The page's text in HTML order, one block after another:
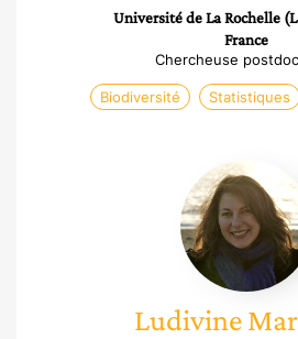
Université de La Rochelle
France
Chercheuse
Biodiversité Statistiques
Ludivine